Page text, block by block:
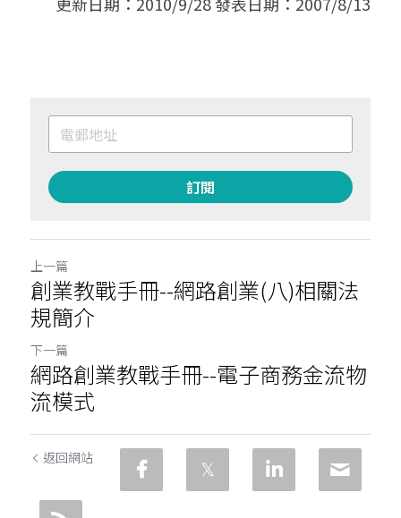
訂閱
上一篇
創業教戰手冊--網路創業(八)相關法
規簡介
下一篇
網路創業教戰手冊--電子商務金流物
流模式
返回網站